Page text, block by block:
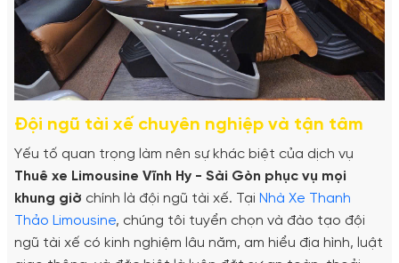
Đội ngũ tài xế chuyên nghiệp và tận tâm
Yếu tố quan trọng làm nên sự khác biệt của dịch vụ
Thuê xe Limousine Vĩnh Hy - Sài Gòn phục vụ mọi
khung giờ chính là đội ngũ tài xế. Tại Nhà Xe Thanh
Thảo Limousine, chúng tôi tuyển chọn và đào tạo đội
ngũ tài xế có kinh nghiệm lâu năm, am hiểu địa hình, luật